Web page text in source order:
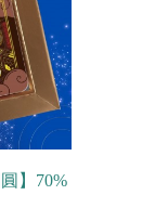
】70%